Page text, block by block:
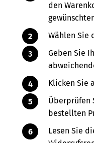
den
Wählen Sie
Geben Sie
Klicken Sie
Überprüfen
bestellten
Lesen Sie